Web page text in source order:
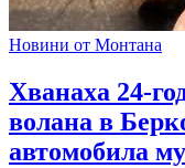
Новини от Монтана
Хванаха 24-
волана в
автомобила му